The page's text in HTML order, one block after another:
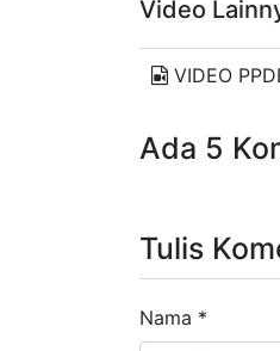
Video
VIDEO
Ada 5
Tulis
Nama *